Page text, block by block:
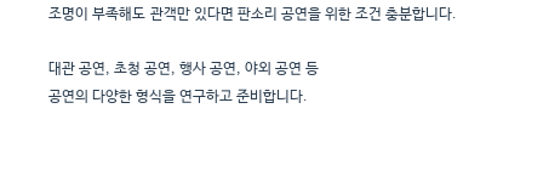
조명이 부족해도 관객만 있다면 판소리 공연을 위한 조건 충분합니다.
대관 공연, 초청 공연, 행사 공연, 야외 공연 등
공연의 다양한 형식을 연구하고 준비합니다.